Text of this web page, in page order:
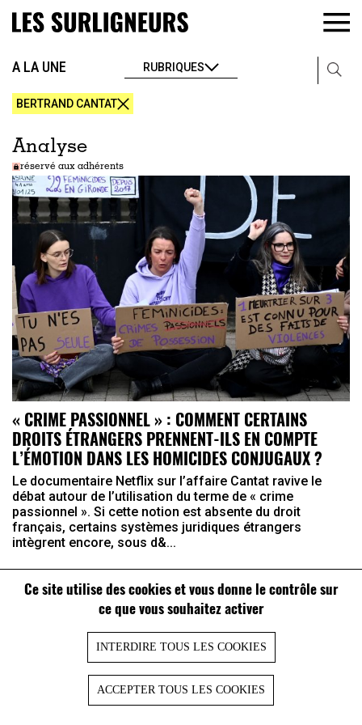
Ce site utilise des cookies et vous donne le contrôle sur
ce que vous souhaitez activer
INTERDIRE TOUS LES COOKIES
ACCEPTER TOUS LES COOKIES
A LA UNE RUBRIQUES
BERTRAND CANTAT
Analyse
réservé aux adhérents
« CRIME PASSIONNEL » : COMMENT CERTAINS
DROITS ÉTRANGERS PRENNENT-ILS EN COMPTE
L’ÉMOTION DANS LES HOMICIDES CONJUGAUX ?
Le documentaire Netflix sur l’affaire Cantat ravive le
débat autour de l’utilisation du terme de « crime
passionnel ». Si cette notion est absente du droit
français, certains systèmes juridiques étrangers
intègrent encore, sous d&...